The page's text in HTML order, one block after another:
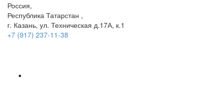
Россия,
Республика Татарстан ,
г. Казань, ул. Техническая д.17А, к.1
+7 (917) 237-11-38